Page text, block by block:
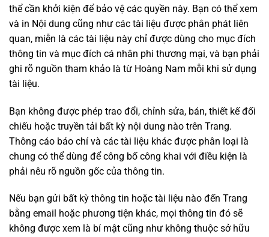
thể cần khởi kiện để bảo vệ các quyền này. Bạn có thể xem
và in Nội dung cũng như các tài liệu được phân phát liên
quan, miễn là các tài liệu này chỉ được dùng cho mục đích
thông tin và mục đích cá nhân phi thương mại, và bạn phải
ghi rõ nguồn tham khảo là từ Hoàng Nam mỗi khi sử dụng
tài liệu.
Bạn không được phép trao đổi, chỉnh sửa, bán, thiết kế đối
chiếu hoặc truyền tải bất kỳ nội dung nào trên Trang.
Thông cáo báo chí và các tài liệu khác được phân loại là
chung có thể dùng để công bố công khai với điều kiện là
phải nêu rõ nguồn gốc của thông tin.
Nếu bạn gửi bất kỳ thông tin hoặc tài liệu nào đến Trang
bằng email hoặc phương tiện khác, mọi thông tin đó sẽ
không được xem là bí mật cũng như không thuộc sở hữu